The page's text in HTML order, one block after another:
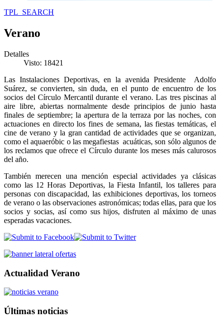
TPL_SEARCH
Verano
Detalles
Visto: 18421
Las Instalaciones Deportivas, en la avenida Presidente Adolfo
Suárez, se convierten, sin duda, en el punto de encuentro de los
socios del Círculo Mercantil durante el verano. Las tres piscinas al
aire libre, abiertas normalmente desde principios de junio hasta
finales de septiembre; la apertura de la terraza por las noches, con
actuaciones en directo los fines de semana, las fiestas temáticas, el
cine de verano y la gran cantidad de actividades que se organizan,
como el aquaeróbic o las megafiestas acuáticas, son sólo algunos de
los reclamos que ofrece el Círculo durante los meses más calurosos
del año.
También merecen una mención especial actividades ya clásicas
como las 12 Horas Deportivas, la Fiesta Infantil, los talleres para
personas con discapacidad, las exhibiciones deportivas, los torneos
de verano o las observaciones astronómicas; todas ellas, para que los
socios y socias, así como sus hijos, disfruten al máximo de unas
esperadas vacaciones.
Actualidad Verano
Últimas noticias